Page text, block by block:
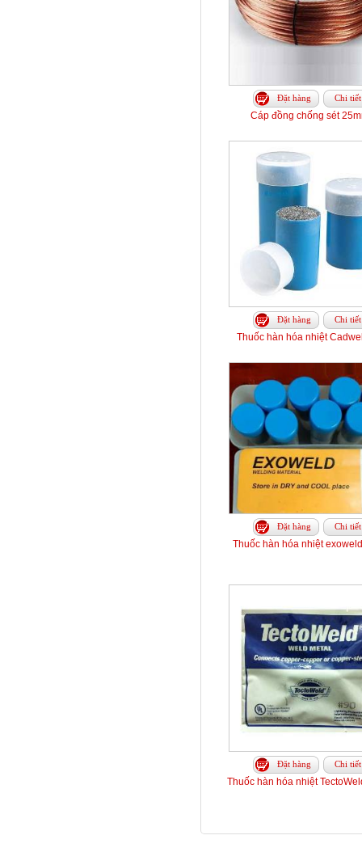
Đặt hàng Chi tiết
Cáp đồng chống sét
Đặt hàng Chi tiết
Thuốc hàn hóa nhiệt
Đặt hàng Chi tiết
Thuốc hàn hóa nhiệt
Đặt hàng Chi tiết
Thuốc hàn hóa nhiệt